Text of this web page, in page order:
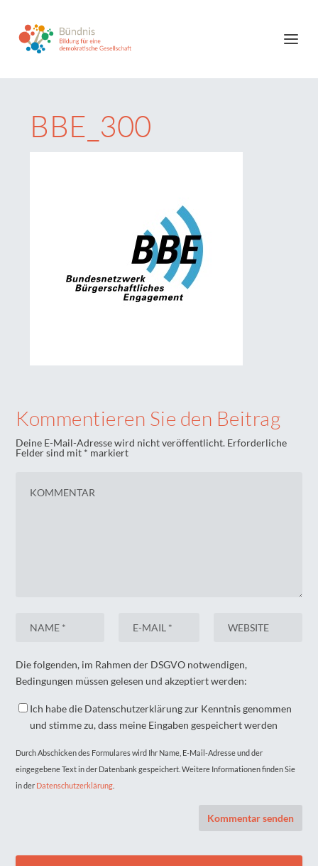
BBE_300
Kommentieren Sie den Beitrag
Deine E-Mail-Adresse wird nicht veröffentlicht. Erforderliche
Felder sind mit * markiert
Die folgenden, im Rahmen der DSGVO notwendigen,
Bedingungen müssen gelesen und akzeptiert werden:
Ich habe die Datenschutzerklärung zur Kenntnis genommen
und stimme zu, dass meine Eingaben gespeichert werden
Durch Abschicken des Formulares wird Ihr Name, E-Mail-Adresse und der
eingegebene Text in der Datenbank gespeichert. Weitere Informationen finden Sie
in der Datenschutzerklärung